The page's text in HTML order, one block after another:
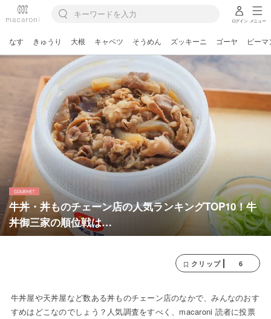
ログイン メニュー
なす きゅうり 大根 キャベツ そうめん ズッキーニ ゴーヤ ピーマ
牛丼・丼ものチェーン店の人気ランキングTOP10！牛
丼御三家の順位戦は…
クリップ 6
牛丼屋や天丼屋など数ある丼ものチェーン店のなかで、みんなのおす
すめはどこなのでしょう？人気調査をすべく、macaroni 読者に投票